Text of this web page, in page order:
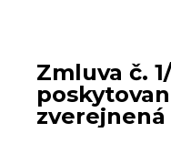
Zmluva č.
zverejnená